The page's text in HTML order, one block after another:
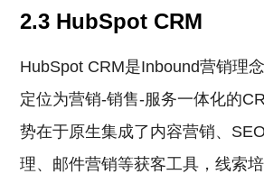
2.3 HubSpot CRM
HubSpot CRM是Inbound营销理
定位为营销-销售-服务一体化的
势在于原生集成了内容营销、
理、邮件营销等获客工具，线索